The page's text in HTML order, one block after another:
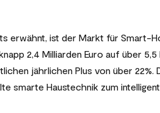
erwähnt, ist der Markt für Smart-
2,4 Milliarden Euro auf über
jährlichen Plus von über
smarte Haustechnik zum